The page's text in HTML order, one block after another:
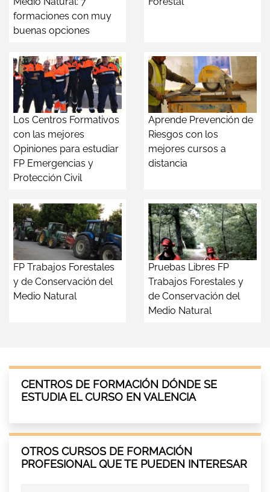
formaciones con muy
buenas opciones
Los Centros Formativos
con las mejores
Opiniones para estudiar
FP Emergencias y
Protección Civil
Aprende Prevención de
Riesgos con los
mejores cursos a
distancia
FP Trabajos Forestales
y de Conservación del
Medio Natural
Pruebas Libres FP
Trabajos Forestales y
de Conservación del
Medio Natural
CENTROS DE FORMACIÓN DÓNDE SE
ESTUDIA EL CURSO EN VALENCIA
OTROS CURSOS DE FORMACIÓN
PROFESIONAL QUE TE PUEDEN INTERESAR